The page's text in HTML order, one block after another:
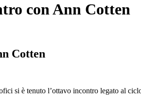
con Ann Cotten
Cotten
si è tenuto l’ottavo incontro legato al